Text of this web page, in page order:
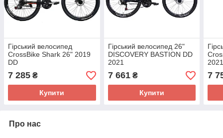
Гірський велосипед
CrossBike Shark 26" 2019
DD
7 285 ₴
Купити
Гірський велосипед 26"
DISCOVERY BASTION DD
2021
7 661₴
Купити
7
Про нас